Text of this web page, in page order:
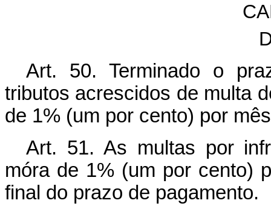
Art. 50. Terminado o
tributos acrescidos de multa
de 1% (um por cento) por
Art. 51. As multas por
móra de 1% (um por cento)
final do prazo de pagamento.